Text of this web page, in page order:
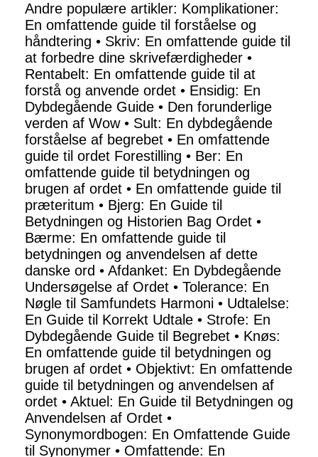
Andre populære artikler: Komplikationer:
En omfattende guide til forståelse og
håndtering • Skriv: En omfattende guide til
at forbedre dine skrivefærdigheder •
Rentabelt: En omfattende guide til at
forstå og anvende ordet • Ensidig: En
Dybdegående Guide • Den forunderlige
verden af Wow• Sult: En dybdegående
forståelse af begrebet • En omfattende
guide til ordet Forestilling • Ber: En
omfattende guide til betydningen og
brugen af ordet • En omfattende guide til
præteritum • Bjerg: En Guide til
Betydningen og Historien Bag Ordet •
Bærme: En omfattende guide til
betydningen og anvendelsen af dette
danske ord • Afdanket: En Dybdegående
Undersøgelse af Ordet • Tolerance: En
Nøgle til Samfundets Harmoni • Udtalelse:
En Guide til Korrekt Udtale • Strofe: En
Dybdegående Guide til Begrebet • Knøs:
En omfattende guide til betydningen og
brugen af ordet • Objektivt: En omfattende
guide til betydningen og anvendelsen af
ordet • Aktuel: En Guide til Betydningen og
Anvendelsen af Ordet •
Synonymordbogen: En Omfattende Guide
til Synonymer • Omfattende: En